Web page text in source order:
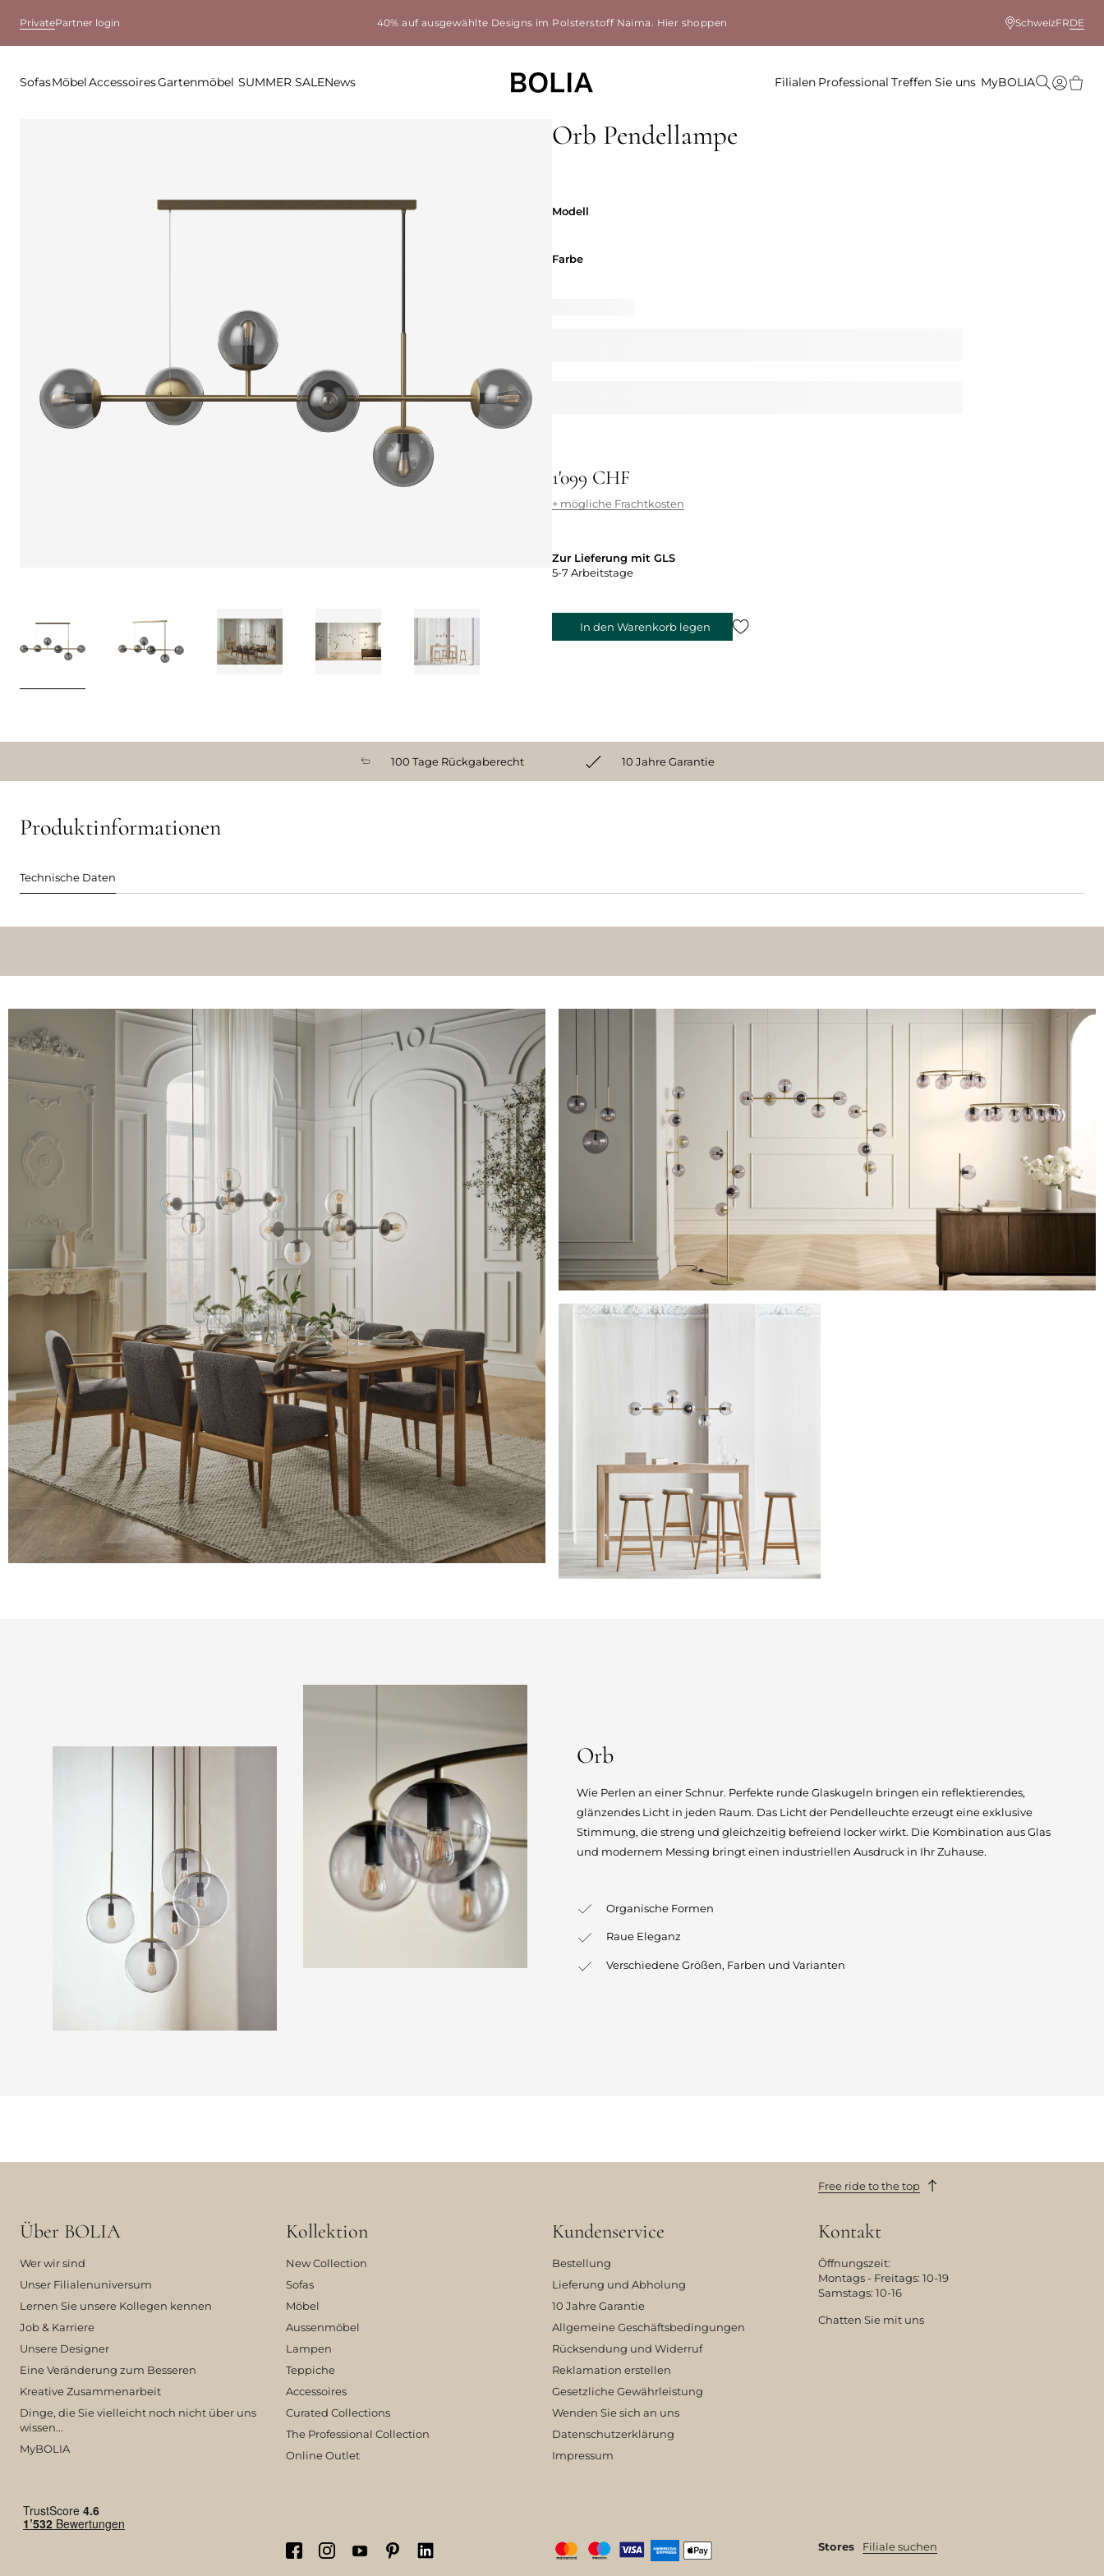
PrivatePartner login 40% auf ausgewählte Designs im Polsterstoff Naima. Hier shoppen SchweizFRDE
SofasMöbelAccessoiresGartenmöbel SUMMER SALENews Filialen Professional Treffen Sie uns MyBOLIA
Orb Pendellampe
Modell
Farbe
1'099 CHF
+ mögliche Frachtkosten
Zur Lieferung mit GLS
5-7 Arbeitstage
In den Warenkorb legen
100 Tage Rückgaberecht 10 Jahre Garantie
Produktinformationen
Technische Daten
Orb
Wie Perlen an einer Schnur. Perfekte runde Glaskugeln bringen ein reflektierendes,
glänzendes Licht in jeden Raum. Das Licht der Pendelleuchte erzeugt eine exklusive
Stimmung, die streng und gleichzeitig befreiend locker wirkt. Die Kombination aus Glas
und modernem Messing bringt einen industriellen Ausdruck in Ihr Zuhause.
Organische Formen
Raue Eleganz
Verschiedene Größen, Farben und Varianten
Free ride to the top
Über BOLIA
Wer wir sind
Unser Filialenuniversum
Lernen Sie unsere Kollegen kennen
Job & Karriere
Unsere Designer
Eine Veränderung zum Besseren
Kreative Zusammenarbeit
Dinge, die Sie vielleicht noch nicht über uns
wissen...
MyBOLIA
Kollektion
New Collection
Sofas
Möbel
Aussenmöbel
Lampen
Teppiche
Accessoires
Curated Collections
The Professional Collection
Online Outlet
Kundenservice
Bestellung
Lieferung und Abholung
10 Jahre Garantie
Allgemeine Geschäftsbedingungen
Rücksendung und Widerruf
Reklamation erstellen
Gesetzliche Gewährleistung
Wenden Sie sich an uns
Datenschutzerklärung
Impressum
Kontakt
Öffnungszeit:
Montags - Freitags: 10-19
Samstags: 10-16
Chatten Sie mit uns
Stores Filiale suchen